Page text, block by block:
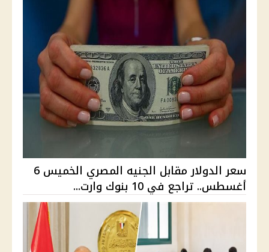
سعر الدولار مقابل الجنيه المصري الخميس 6
أغسطس.. تراجع في 10 بنوك وارت...